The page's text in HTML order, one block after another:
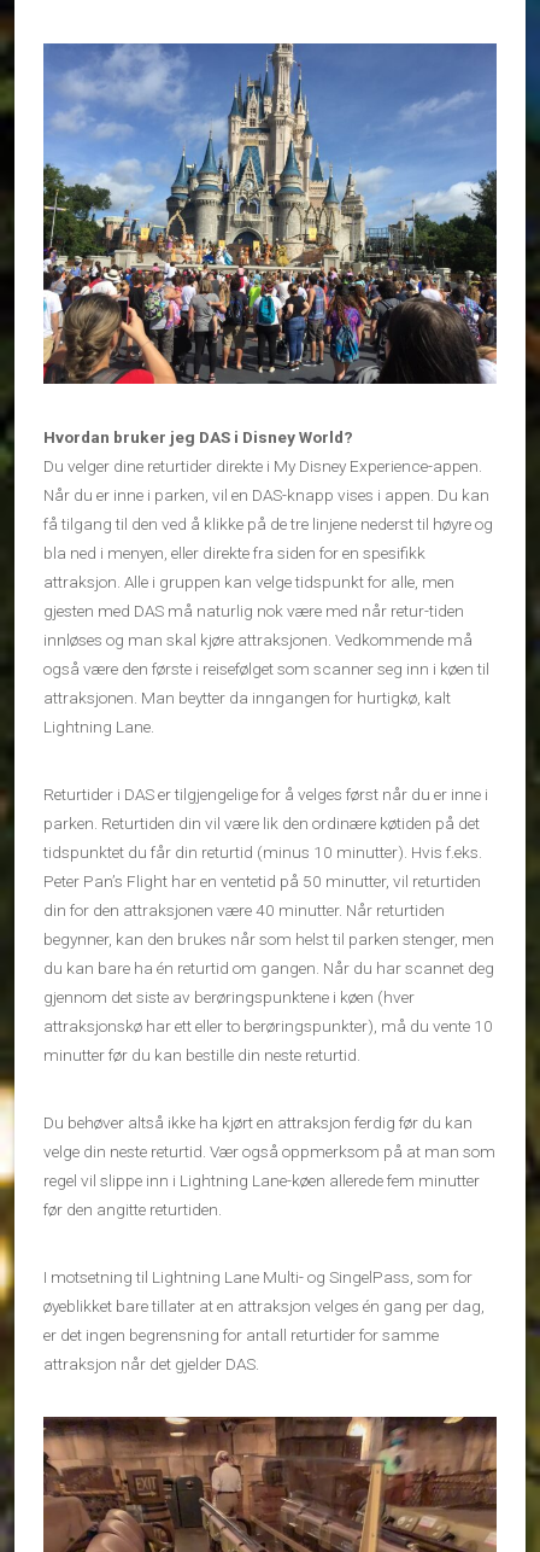
Hvordan bruker jeg DAS i Disney World?
Du velger dine returtider direkte i My Disney Experience-appen.
Når du er inne i parken, vil en DAS-knapp vises i appen. Du kan
få tilgang til den ved å klikke på de tre linjene nederst til høyre og
bla ned i menyen, eller direkte fra siden for en spesifikk
attraksjon. Alle i gruppen kan velge tidspunkt for alle, men
gjesten med DAS må naturlig nok være med når retur-tiden
innløses og man skal kjøre attraksjonen. Vedkommende må
også være den første i reisefølget som scanner seg inn i køen til
attraksjonen. Man beytter da inngangen for hurtigkø, kalt
Lightning Lane.
Returtider i DAS er tilgjengelige for å velges først når du er inne i
parken. Returtiden din vil være lik den ordinære køtiden på det
tidspunktet du får din returtid (minus 10 minutter). Hvis f.eks.
Peter Pan’s Flight har en ventetid på 50 minutter, vil returtiden
din for den attraksjonen være 40 minutter. Når returtiden
begynner, kan den brukes når som helst til parken stenger, men
du kan bare ha én returtid om gangen. Når du har scannet deg
gjennom det siste av berøringspunktene i køen (hver
attraksjonskø har ett eller to berøringspunkter), må du vente 10
minutter før du kan bestille din neste returtid.
Du behøver altså ikke ha kjørt en attraksjon ferdig før du kan
velge din neste returtid. Vær også oppmerksom på at man som
regel vil slippe inn i Lightning Lane-køen allerede fem minutter
før den angitte returtiden.
I motsetning til Lightning Lane Multi- og SingelPass, som for
øyeblikket bare tillater at en attraksjon velges én gang per dag,
er det ingen begrensning for antall returtider for samme
attraksjon når det gjelder DAS.